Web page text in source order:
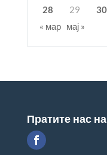
28
29
30
« мар мај »
Пратите нас